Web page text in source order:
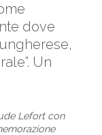
dove
Un
Lefort con